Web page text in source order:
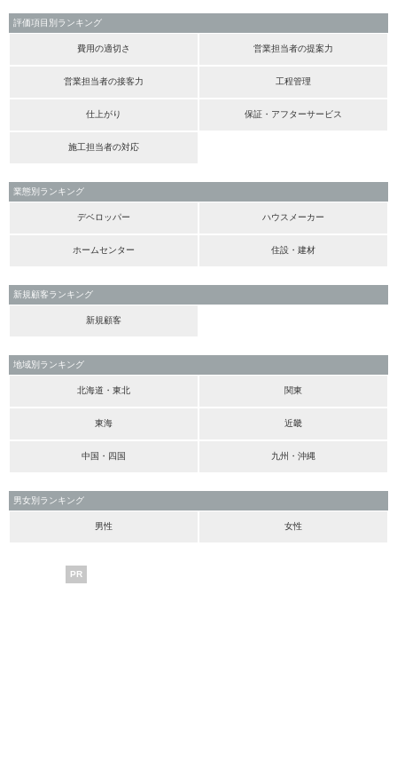
評価項目別ランキング
費用の適切さ 営業担当者の提案力
営業担当者の接客力 工程管理
仕上がり 保証・アフターサービス
施工担当者の対応
業態別ランキング
デベロッパー ハウスメーカー
ホームセンター 住設・建材
新規顧客ランキング
新規顧客
地域別ランキング
北海道・東北 関東
東海 近畿
中国・四国 九州・沖縄
男女別ランキング
男性 女性
PR